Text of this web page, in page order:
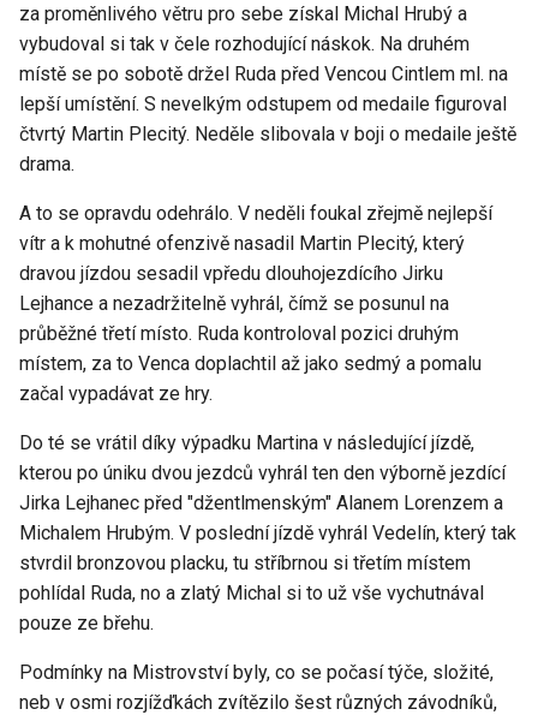
za proměnlivého větru pro sebe získal Michal Hrubý a
vybudoval si tak v čele rozhodující náskok. Na druhém
místě se po sobotě držel Ruda před Vencou Cintlem ml. na
lepší umístění. S nevelkým odstupem od medaile figuroval
čtvrtý Martin Plecitý. Neděle slibovala v boji o medaile ještě
drama.
A to se opravdu odehrálo. V neděli foukal zřejmě nejlepší
vítr a k mohutné ofenzivě nasadil Martin Plecitý, který
dravou jízdou sesadil vpředu dlouhojezdícího Jirku
Lejhance a nezadržitelně vyhrál, čímž se posunul na
průběžné třetí místo. Ruda kontroloval pozici druhým
místem, za to Venca doplachtil až jako sedmý a pomalu
začal vypadávat ze hry.
Do té se vrátil díky výpadku Martina v následující jízdě,
kterou po úniku dvou jezdců vyhrál ten den výborně jezdící
Jirka Lejhanec před "džentlmenským" Alanem Lorenzem a
Michalem Hrubým. V poslední jízdě vyhrál Vedelín, který tak
stvrdil bronzovou placku, tu stříbrnou si třetím místem
pohlídal Ruda, no a zlatý Michal si to už vše vychutnával
pouze ze břehu.
Podmínky na Mistrovství byly, co se počasí týče, složité,
neb v osmi rozjížďkách zvítězilo šest různých závodníků,